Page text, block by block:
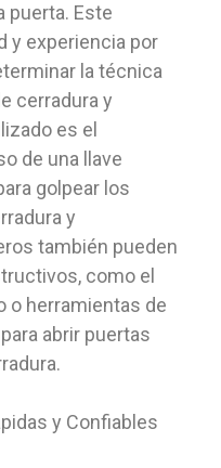
puerta. Este
y experiencia por
la técnica
cerradura y
es el
de una llave
golpear los
y
también pueden
como el
o herramientas de
abrir puertas
y Confiables